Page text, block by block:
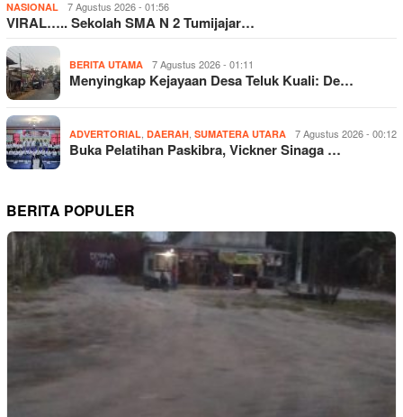
NASIONAL 7 Agustus 2026 - 01:56
VIRAL….. Sekolah SMA N 2 Tumijajar…
BERITA UTAMA 7 Agustus 2026 - 01:11
Menyingkap Kejayaan Desa Teluk Kuali: De…
ADVERTORIAL, DAERAH, SUMATERA UTARA 7 Agustus 2026 - 00:12
Buka Pelatihan Paskibra, Vickner Sinaga …
BERITA POPULER